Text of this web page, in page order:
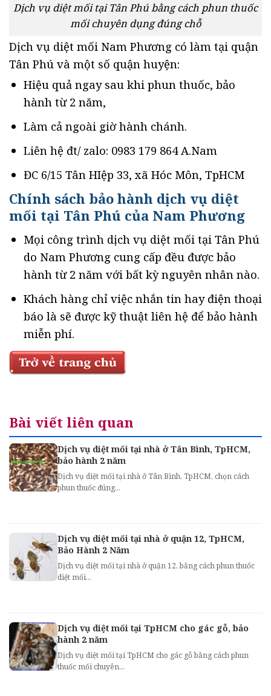
Dịch vụ diệt mối tại Tân Phú bằng cách phun thuốc
mối chuyên dụng đúng chỗ
Dịch vụ diệt mối Nam Phương có làm tại quận
Tân Phú và một số quận huyện:
Hiệu quả ngay sau khi phun thuốc, bảo
hành từ 2 năm,
Làm cả ngoài giờ hành chánh.
Liên hệ đt/ zalo: 0983 179 864 A.Nam
ĐC 6/15 Tân HIệp 33, xã Hóc Môn, TpHCM
Chính sách bảo hành dịch vụ diệt
mối tại Tân Phú của Nam Phương
Mọi công trình dịch vụ diệt mối tại Tân Phú
do Nam Phương cung cấp đều được bảo
hành từ 2 năm với bất kỳ nguyên nhân nào.
Khách hàng chỉ việc nhắn tin hay điện thoại
báo là sẽ được kỹ thuật liên hệ để bảo hành
miễn phí.
Bài viết liên quan
Dịch vụ diệt mối tại nhà ở Tân Bình, TpHCM,
bảo hành 2 năm
Dịch vụ diệt mối tại nhà ở Tân Bình, TpHCM, chọn cách
phun thuốc đúng...
Dịch vụ diệt mối tại nhà ở quận 12, TpHCM,
Bảo Hành 2 Năm
Dịch vụ diệt mối tại nhà ở quận 12, bằng cách phun thuốc
diệt mối...
Dịch vụ diệt mối tại TpHCM cho gác gỗ, bảo
hành 2 năm
Dịch vụ diệt mối tại TpHCM cho gác gỗ bằng cách phun
thuốc mối chuyên...